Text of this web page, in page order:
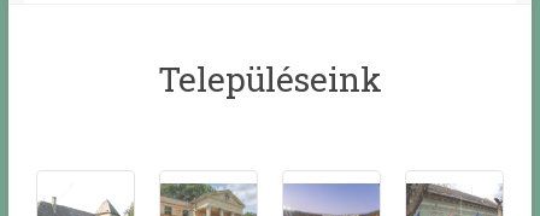
Településeink